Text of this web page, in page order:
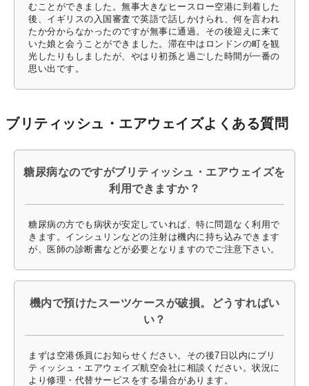
むことができました。無事大きなヒースロー空港に到着した
後、イギリスの入国審査で英語で話しかけられ、何を言われ
たか分からなかったのですが無事に通過。その後迎えに来て
いた娘と会うことができました。滞在中はロンドンの町を観
光したりもしましたが、やはり初孫と過ごした時間が一番の
思い出です。
ブリティッシュ・エアウェイズよくある質問
糖尿病なのですがブリティッシュ・エアウェイズを
利用できますか？
糖尿病の方でも病状が安定していれば、特に問題なく利用で
きます。インシュリンなどの注射は機内に持ち込みできます
が、医師の診断書などが必要となりますのでご注意下さい。
機内で預けたスーツケースが破損。どうすればい
い？
まずは空港係員にお知らせください。その後7日以内にブリ
ティッシュ・エアウェイズ航空会社に相談ください。状況に
より修理・代替サービスをする場合があります。